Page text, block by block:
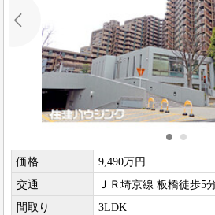
価格
9,490万円
交通
ＪＲ埼京線 板橋徒歩5
間取り
3LDK